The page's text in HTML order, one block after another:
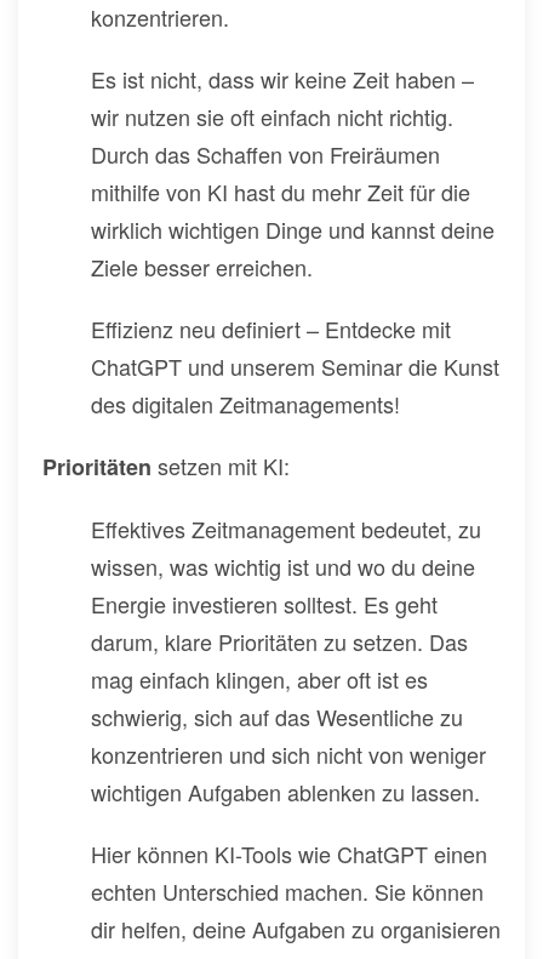
konzentrieren.
Es ist nicht, dass wir keine Zeit haben –
wir nutzen sie oft einfach nicht richtig.
Durch das Schaffen von Freiräumen
mithilfe von KI hast du mehr Zeit für die
wirklich wichtigen Dinge und kannst deine
Ziele besser erreichen.
Effizienz neu definiert – Entdecke mit
ChatGPT und unserem Seminar die Kunst
des digitalen Zeitmanagements!
Prioritäten setzen mit KI:
Effektives Zeitmanagement bedeutet, zu
wissen, was wichtig ist und wo du deine
Energie investieren solltest. Es geht
darum, klare Prioritäten zu setzen. Das
mag einfach klingen, aber oft ist es
schwierig, sich auf das Wesentliche zu
konzentrieren und sich nicht von weniger
wichtigen Aufgaben ablenken zu lassen.
Hier können KI-Tools wie ChatGPT einen
echten Unterschied machen. Sie können
dir helfen, deine Aufgaben zu organisieren